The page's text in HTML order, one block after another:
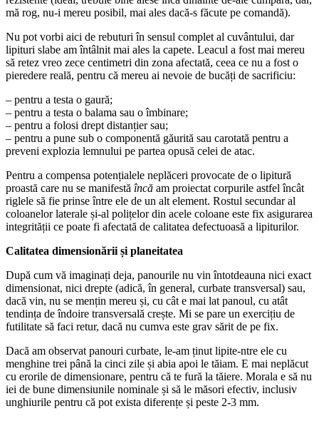
mă rog, nu-i mereu posibil, mai ales dacă-s făcute pe comandă).
Nu pot vorbi aici de rebuturi în sensul complet al cuvântului, dar
lipituri slabe am întâlnit mai ales la capete. Leacul a fost mai mereu
să retez vreo zece centimetri din zona afectată, ceea ce nu a fost o
pieredere reală, pentru că mereu ai nevoie de bucăți de sacrificiu:
– pentru a testa o gaură;
– pentru a testa o balama sau o îmbinare;
– pentru a folosi drept distanțier sau;
– pentru a pune sub o componentă găurită sau carotată pentru a
preveni explozia lemnului pe partea opusă celei de atac.
Pentru a compensa potențialele neplăceri provocate de o lipitură
proastă care nu se manifestă încă am proiectat corpurile astfel încât
riglele să fie prinse între ele de un alt element. Rostul secundar al
coloanelor laterale și-al polițelor din acele coloane este fix asigurarea
integrității ce poate fi afectată de calitatea defectuoasă a lipiturilor.
Calitatea dimensionării și planeitatea
După cum vă imaginați deja, panourile nu vin întotdeauna nici exact
dimensionat, nici drepte (adică, în general, curbate transversal) sau,
dacă vin, nu se mențin mereu și, cu cât e mai lat panoul, cu atât
tendința de îndoire transversală crește. Mi se pare un exercițiu de
futilitate să faci retur, dacă nu cumva este grav sărit de pe fix.
Dacă am observat panouri curbate, le-am ținut lipite-ntre ele cu
menghine trei până la cinci zile și abia apoi le tăiam. E mai neplăcut
cu erorile de dimensionare, pentru că te fură la tăiere. Morala e să nu
iei de bune dimensiunile nominale și să le măsori efectiv, inclusiv
unghiurile pentru că pot exista diferențe și peste 2-3 mm.